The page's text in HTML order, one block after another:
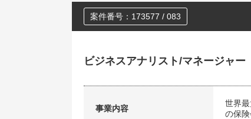
案件番号：173577 / 083
ビジネスアナリスト/マネージャ
事業内容
世界
の保険